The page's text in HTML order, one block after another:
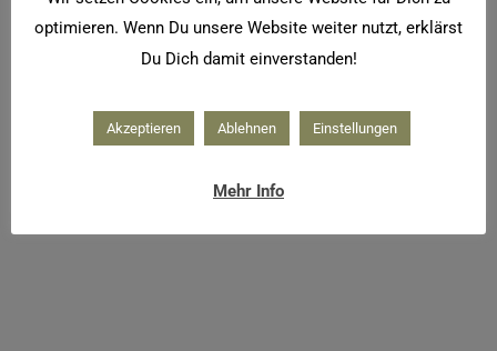
optimieren. Wenn Du unsere Website weiter nutzt, erklärst
Du Dich damit einverstanden!
Akzeptieren Ablehnen Einstellungen
Mehr Info